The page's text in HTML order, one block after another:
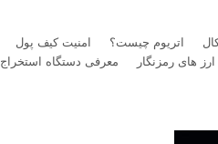
اتریوم چیست؟ امنیت کیف پول
های رمزنگار معرفی دستگاه استخراج